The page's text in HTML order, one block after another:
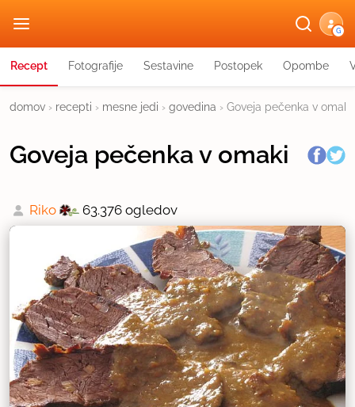
G
Recept Fotografije Sestavine Postopek Opombe
domov › recepti › mesne jedi › govedina › Goveja pečenka v omaki
Goveja pečenka v omaki
Riko 63.376 ogledov